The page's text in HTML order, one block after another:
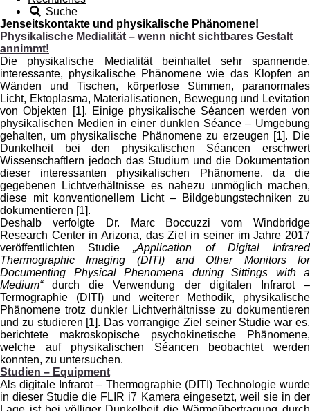
Suche
Jenseitskontakte und physikalische Phänomene!
Physikalische Medialität – wenn nicht sichtbares Gestalt
annimmt!
Die physikalische Medialität beinhaltet sehr spannende,
interessante, physikalische Phänomene wie das Klopfen an
Wänden und Tischen, körperlose Stimmen, paranormales
Licht, Ektoplasma, Materialisationen, Bewegung und Levitation
von Objekten [1]. Einige physikalische Séancen werden von
physikalischen Medien in einer dunklen Séance – Umgebung
gehalten, um physikalische Phänomene zu erzeugen [1]. Die
Dunkelheit bei den physikalischen Séancen erschwert
Wissenschaftlern jedoch das Studium und die Dokumentation
dieser interessanten physikalischen Phänomene, da die
gegebenen Lichtverhältnisse es nahezu unmöglich machen,
diese mit konventionellem Licht – Bildgebungstechniken zu
dokumentieren [1].
Deshalb verfolgte Dr. Marc Boccuzzi vom Windbridge
Research Center in Arizona, das Ziel in seiner im Jahre 2017
veröffentlichten Studie
„Application of Digital Infrared
Thermographic Imaging (DITI) and Other Monitors for
Documenting Physical Phenomena during Sittings with a
Medium“
durch die Verwendung der digitalen Infrarot –
Termographie (DITI) und weiterer Methodik, physikalische
Phänomene trotz dunkler Lichtverhältnisse zu dokumentieren
und zu studieren [1]. Das vorrangige Ziel seiner Studie war es,
berichtete makroskopische psychokinetische Phänomene,
welche auf physikalischen Séancen beobachtet werden
konnten, zu untersuchen.
Studien – Equipment
Als digitale Infrarot – Thermographie (DITI) Technologie wurde
in dieser Studie die FLIR i7 Kamera eingesetzt, weil sie in der